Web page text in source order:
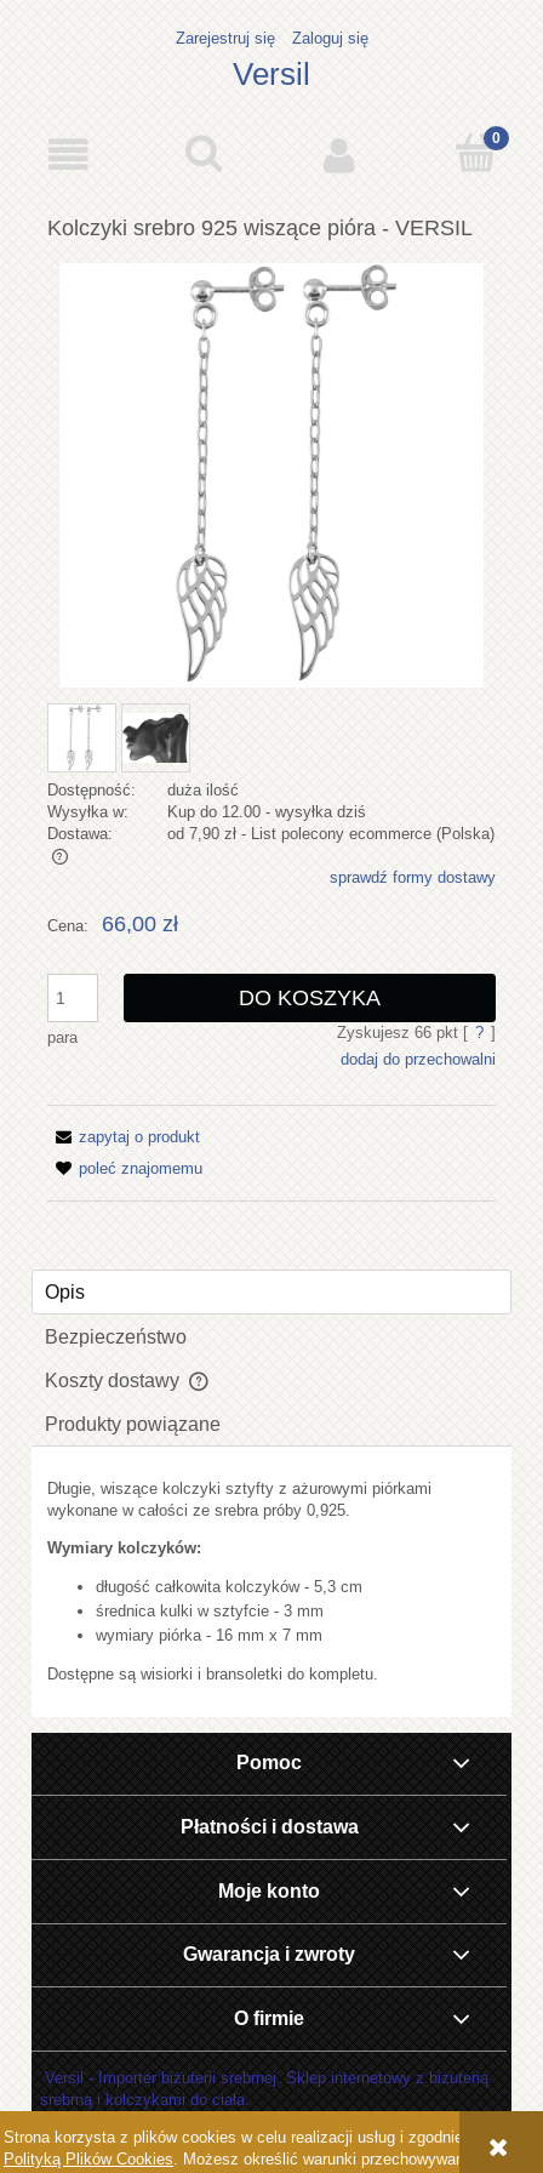
Strona korzysta z plików cookies w celu realizacji usług i zgodnie z
Polityką Plików Cookies. Możesz określić warunki przechowywania
Zarejestruj się Zaloguj się
Versil
Kolczyki srebro 925 wiszące pióra - VERSIL
Dostępność:
duża ilość
Wysyłka w:
Kup do 12.00 - wysyłka dziś
Dostawa:
od 7,90 zł - List polecony ecommerce (Polska)
Cena nie zawiera ewentualnych kosztów płatności
sprawdź formy dostawy
Cena: 66,00 zł
para
DO KOSZYKA
Zyskujesz 66pkt [ ? ]
dodaj do przechowalni
zapytaj o produkt
poleć znajomemu
Opis
Bezpieczeństwo
Koszty dostawy
Cena nie zawiera ewentualnych kosztów płatności
Produkty powiązane
Długie, wiszące kolczyki sztyfty z ażurowymi piórkami
wykonane w całości ze srebra próby 0,925.
Wymiary kolczyków:
długość całkowita kolczyków - 5,3 cm
średnica kulki w sztyfcie - 3 mm
wymiary piórka - 16 mm x 7 mm
Dostępne są wisiorki i bransoletki do kompletu.
Pomoc
Płatności i dostawa
Moje konto
Gwarancja i zwroty
O firmie
Versil - Importer biżuterii srebrnej. Sklep internetowy z biżuterią
srebrną i kolczykami do ciała.
POKAŻ PEŁNĄ WERSJĘ STRONY